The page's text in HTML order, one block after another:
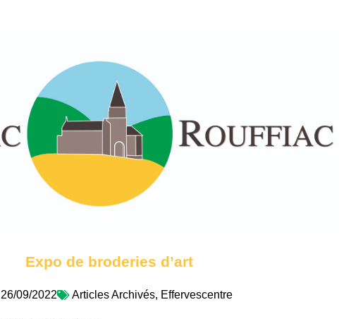
Expo de broderies d’art
26/09/2022 Articles Archivés, Effervescentre